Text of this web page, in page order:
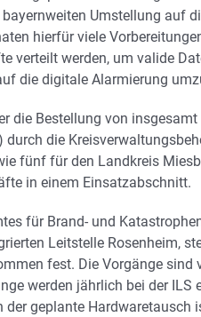
Umstellung auf
hierfür viele
verteilt werden, um valide
die digitale Alarmierung
die Bestellung von
durch die
fünf für den Landkreis
in einem Einsatzabschnitt.
für Brand- und
Leitstelle Rosenheim,
fest. Die Vorgänge sind
werden jährlich bei der ILS
geplante Hardwaretausch